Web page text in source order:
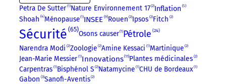
Petra De Sutter 1 Nature Environnement 17 2 Inflation 5
Shoah 4 Ménopause 1 INSEE 9 Rouen 2 Ipsos 2 Fitch 2
Sécurité 65
Osons causer 1 Pétrole 24
Narendra Modi 2 Zoologie 2 Amine Kessaci 1 Martinique 2
Jean-Marie Messier 1 Innovations 11 Plantes médicinales 2
Carpentras 1 Bisphénol S 2 Natamycine 1 CHU de Bordeaux 1
Gabon 3 Sanofi-Aventis 2